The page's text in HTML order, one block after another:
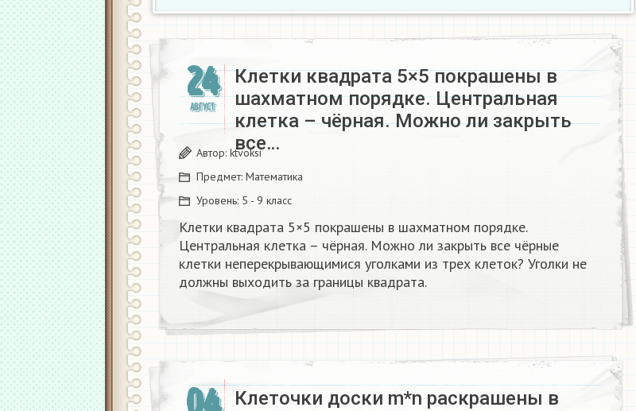
24
АВГУСТ
Клетки квадрата 5×5 покрашены в
шахматном порядке. Центральная
клетка – чёрная. Можно ли закрыть
все…
Автор: ktvoksi
Предмет: Математика
Уровень: 5 - 9 класс
Клетки квадрата 5×5 покрашены в шахматном порядке.
Центральная клетка – чёрная. Можно ли закрыть все чёрные
клетки неперекрывающимися уголками из трех клеток? Уголки не
должны выходить за границы квадрата.
Клеточки доски m*n раскрашены в